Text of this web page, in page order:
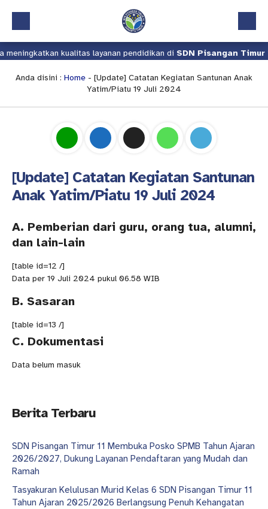
Beranda
Profil
Pindah Sekolah
kualitas layanan pendidikan diSDN Pisangan Timur
Anda disini : Home - [Update] Catatan Kegiatan Santunan Anak
Yatim/Piatu 19 Juli 2024
[Update] Catatan Kegiatan Santunan
Anak Yatim/Piatu 19 Juli 2024
A. Pemberian dari guru, orang tua, alumni,
dan lain-lain
[table id=12 /]
Data per 19 Juli 2024 pukul 06.58 WIB
B. Sasaran
[table id=13 /]
C. Dokumentasi
Data belum masuk
Berita Terbaru
SDN Pisangan Timur 11 Membuka Posko SPMB Tahun Ajaran
2026/2027, Dukung Layanan Pendaftaran yang Mudah dan
Ramah
Tasyakuran Kelulusan Murid Kelas 6 SDN Pisangan Timur 11
Tahun Ajaran 2025/2026 Berlangsung Penuh Kehangatan